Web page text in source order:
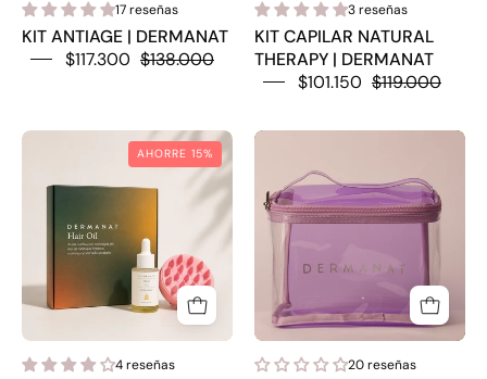
17 reseñas
KIT ANTIAGE | DERMANAT
$117.300 $138.000
3 reseñas
KIT CAPILAR NATURAL
THERAPY | DERMANAT
$101.150 $119.000
HAIR
OIL
EDICION
LANZAMIENTO
|
DERMANAT
AHORRE 15%
4 reseñas
|
DERMANAT
20 reseñas